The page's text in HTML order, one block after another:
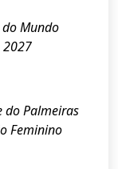
Mundo
2027
do Palmeiras
Feminino